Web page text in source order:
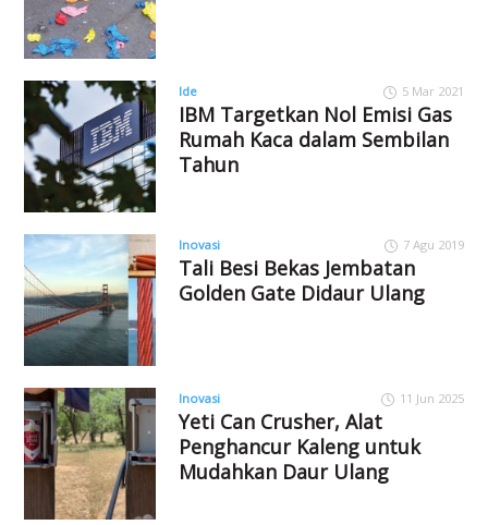
Ide 5 Mar 2021
IBM Targetkan Nol Emisi Gas
Rumah Kaca dalam Sembilan
Tahun
Inovasi 7 Agu 2019
Tali Besi Bekas Jembatan
Golden Gate Didaur Ulang
Inovasi 11 Jun 2025
Yeti Can Crusher, Alat
Penghancur Kaleng untuk
Mudahkan Daur Ulang